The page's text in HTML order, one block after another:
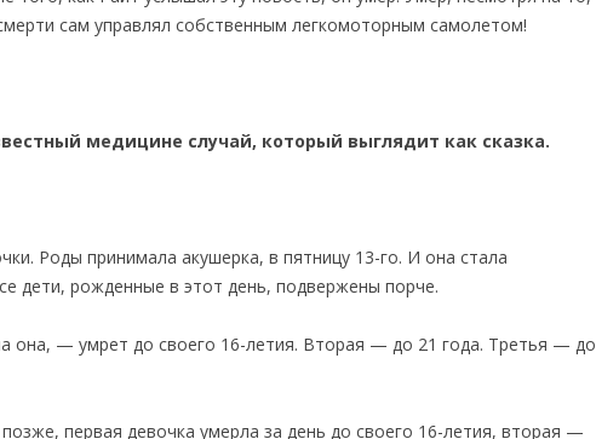
сам управлял собственным легкомоторным самолетом!
медицине случай, который выглядит как сказка.
Роды принимала акушерка, в пятницу 13-го. И она стала
дети, рожденные в этот день, подвержены порче.
она, — умрет до своего 16-летия. Вторая — до 21 года. Третья — до
первая девочка умерла за день до своего 16-летия, вторая —